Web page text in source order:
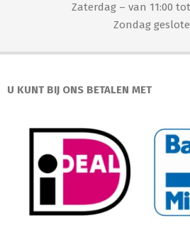
Zaterdag – van 11:00
Zondag
U KUNT BIJ ONS BETALEN MET